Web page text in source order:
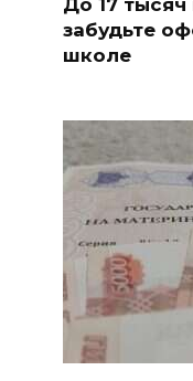
До 17 тысяч
забудьте
школе